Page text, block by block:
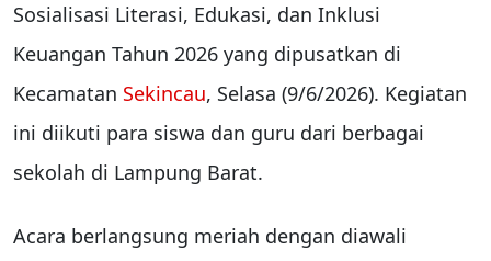
Sosialisasi Literasi, Edukasi, dan Inklusi
Keuangan Tahun 2026 yang dipusatkan di
Kecamatan Sekincau, Selasa (9/6/2026). Kegiatan
ini diikuti para siswa dan guru dari berbagai
sekolah di Lampung Barat.
Acara berlangsung meriah dengan diawali